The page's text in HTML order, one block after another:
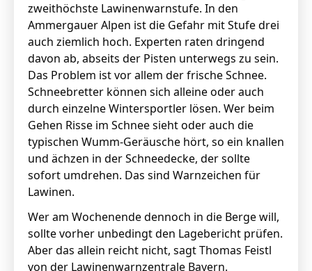
zweithöchste Lawinenwarnstufe. In den
Ammergauer Alpen ist die Gefahr mit Stufe drei
auch ziemlich hoch. Experten raten dringend
davon ab, abseits der Pisten unterwegs zu sein.
Das Problem ist vor allem der frische Schnee.
Schneebretter können sich alleine oder auch
durch einzelne Wintersportler lösen. Wer beim
Gehen Risse im Schnee sieht oder auch die
typischen Wumm-Geräusche hört, so ein knallen
und ächzen in der Schneedecke, der sollte
sofort umdrehen. Das sind Warnzeichen für
Lawinen.
Wer am Wochenende dennoch in die Berge will,
sollte vorher unbedingt den Lagebericht prüfen.
Aber das allein reicht nicht, sagt Thomas Feistl
von der Lawinenwarnzentrale Bayern.